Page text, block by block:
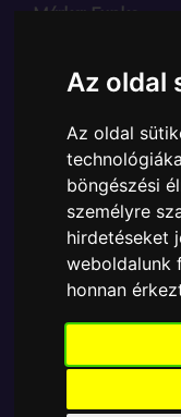
Az oldal
Az oldal
böngészési
személyre
hirdetéseket
weboldalunk
honnan
Márka: Funko
Ára:8690 Ft
A Funko POP -
Funko - Nooks
Jack Skellington
csomagolásban
gazdáját.
TOVÁBB A
Tetszik? Osszd